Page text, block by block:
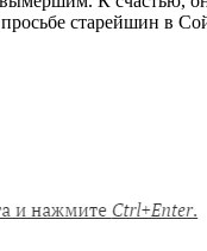
старейшин в